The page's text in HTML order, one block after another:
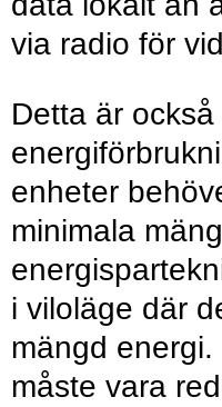
via radio för
Detta är
enheter
minimala
i viloläge där
mängd
måste vara